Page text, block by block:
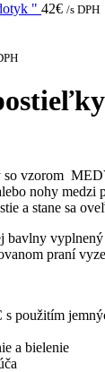
" 42€ /s DPH
vzorom
nohy
a stane sa
bavlny
praní
s použitím
a bielenie